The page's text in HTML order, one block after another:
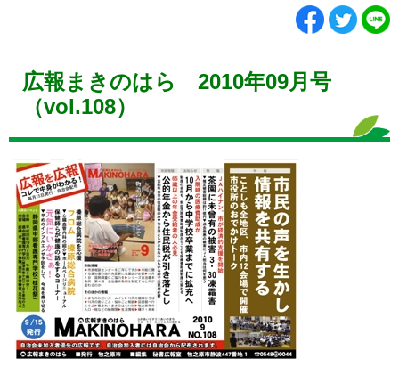
広報まきのはら 2010年09月号
（vol.108）